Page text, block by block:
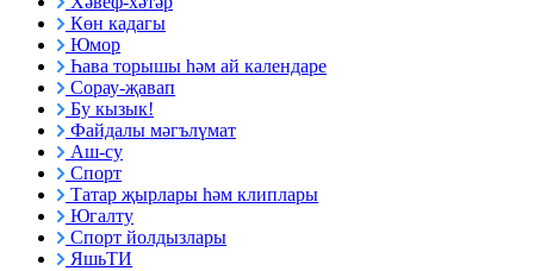
Көн кадагы
Юмор
Һава торышы һәм ай календаре
Сорау-җавап
Бу кызык!
Файдалы мәгълүмат
Аш-су
Спорт
Татар җырлары һәм клиплары
Югалту
Спорт йолдызлары
ЯшьТИ